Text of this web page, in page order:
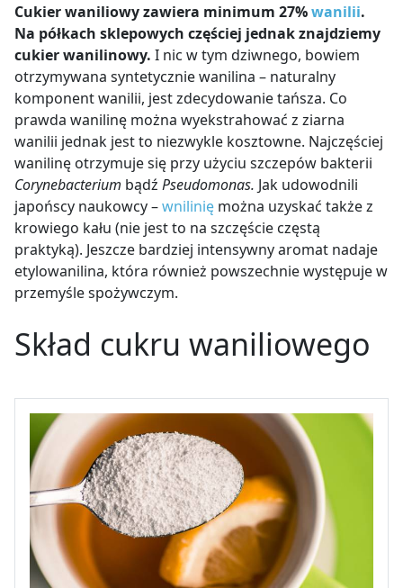
Cukier waniliowy zawiera minimum 27%wanilii.
Na półkach sklepowych częściej jednak znajdziemy
cukier wanilinowy. I nic w tym dziwnego, bowiem
otrzymywana syntetycznie wanilina – naturalny
komponent wanilii, jest zdecydowanie tańsza. Co
prawda wanilinę można wyekstrahować z ziarna
wanilii jednak jest to niezwykle kosztowne. Najczęściej
wanilinę otrzymuje się przy użyciu szczepów bakterii
Corynebacterium bądź Pseudomonas. Jak udowodnili
japońscy naukowcy –wnilinię można uzyskać także z
krowiego kału (nie jest to na szczęście częstą
praktyką). Jeszcze bardziej intensywny aromat nadaje
etylowanilina, która również powszechnie występuje w
przemyśle spożywczym.
Skład cukru waniliowego